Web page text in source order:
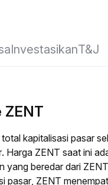
InvestasikanT&J
ZENT
kapitalisasi pasar
Harga ZENT saat ini
yang beredar dari
pasar, ZENT